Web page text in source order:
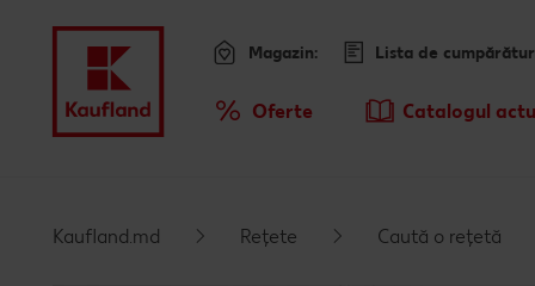
Meniu Oferte Catalogul
Magazin: Lista de
Kaufland.md Rețete Caută o rețetă